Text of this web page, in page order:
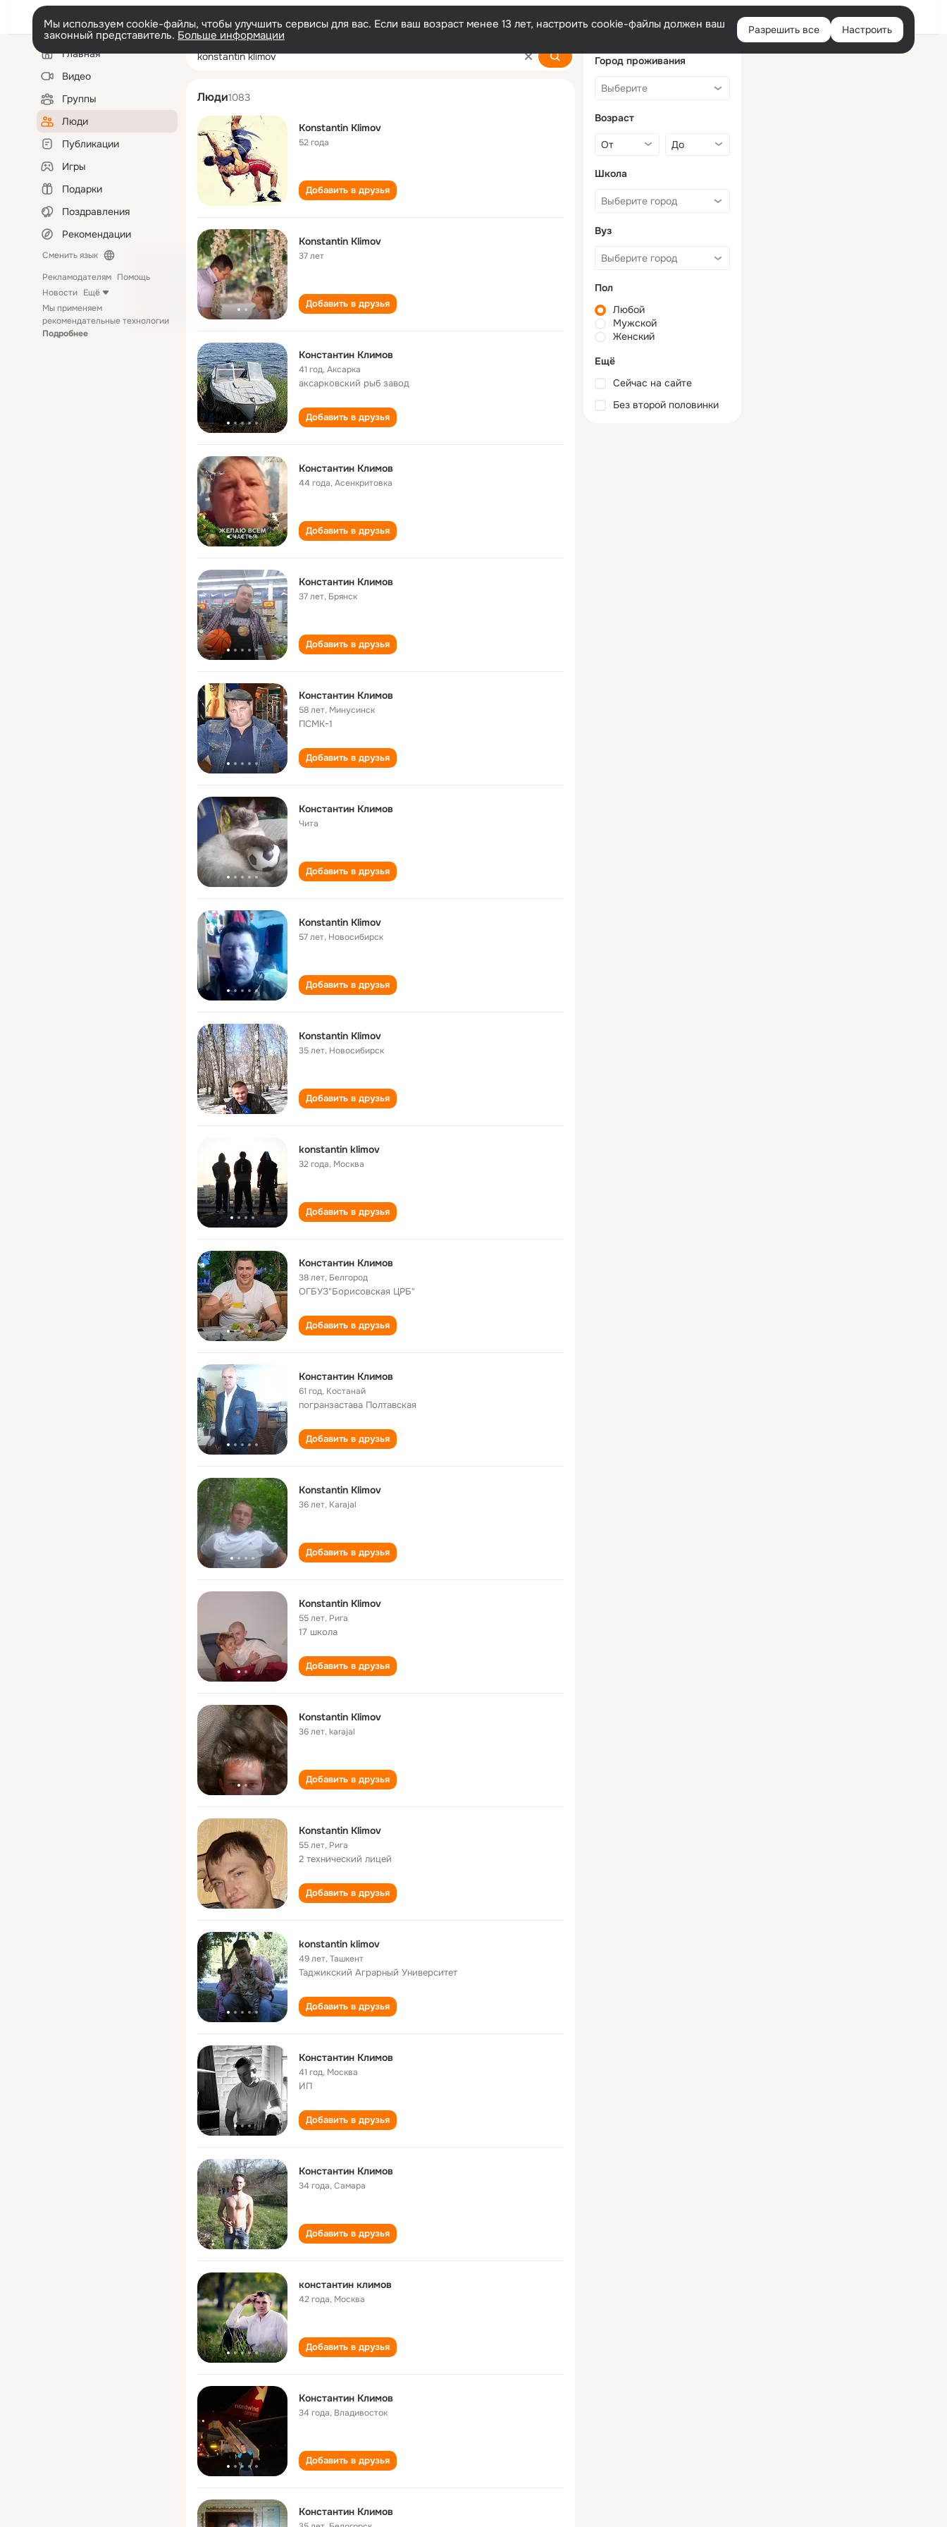
Войти
Мы используем cookie-файлы, чтобы улучшить сервисы для вас. Если ваш возраст менее 13 лет, настроить cookie-файлы должен ваш
законный представитель. Больше информации Разрешить все Настроить
Левая
колонкаГлавная
Видео
Группы
Люди
Публикации
Игры
Подарки
Поздравления
Рекомендации
Сменить язык
Рекламодателям Помощь
Новости Ещё
Мы применяем
рекомендательные технологии
Подробнее
konstantin klimov
Люди1083
Konstantin Klimov
52 года
Добавить в друзья
Konstantin Klimov
37 лет
Добавить в друзья
Константин Климов
41 год,Аксарка
аксарковский рыб завод
Добавить в друзья
Константин Климов
44 года,Асенкритовка
Добавить в друзья
Константин Климов
37 лет, Брянск
Добавить в друзья
Константин Климов
58 лет, Минусинск
ПСМК-1
Добавить в друзья
Константин Климов
Чита
Добавить в друзья
Konstantin Klimov
57 лет, Новосибирск
Добавить в друзья
Konstantin Klimov
35 лет, Новосибирск
Добавить в друзья
konstantin klimov
32 года, Москва
Добавить в друзья
Константин Климов
38 лет, Белгород
ОГБУЗ"Борисовская ЦРБ"
Добавить в друзья
Константин Климов
61 год, Костанай
погранзастава Полтавская
Добавить в друзья
Konstantin Klimov
36 лет, Karajal
Добавить в друзья
Konstantin Klimov
55 лет, Рига
17 школа
Добавить в друзья
Konstantin Klimov
36 лет,karajal
Добавить в друзья
Konstantin Klimov
55 лет, Рига
2 технический лицей
Добавить в друзья
konstantin klimov
49 лет,Ташкент
Таджикский Аграрный Университет
Добавить в друзья
Константин Климов
41 год, Москва
ИП
Добавить в друзья
Константин Климов
34 года,Самара
Добавить в друзья
константин климов
42 года, Москва
Добавить в друзья
Константин Климов
34 года, Владивосток
Добавить в друзья
Константин Климов
Город проживания
Возраст
Школа
Вуз
Пол
Любой
Мужской
Женский
Ещё
Сейчас на сайте
Без второй половинки